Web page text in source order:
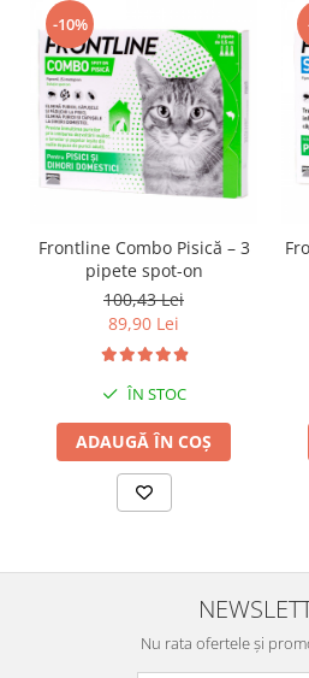
-10%
Frontline Combo Pisică – 3
pipete spot-on
100,43 Lei
89,90 Lei
ÎN STOC
ADAUGĂ ÎN COȘ
Nu rata ofertele și